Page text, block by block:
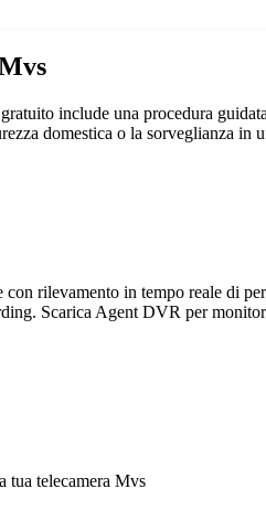
include una procedura
domestica o la sorveglianza
rilevamento in tempo reale di
Scarica Agent DVR per
tua telecamera Mvs